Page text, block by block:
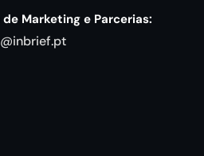
Marketing e Parcerias: